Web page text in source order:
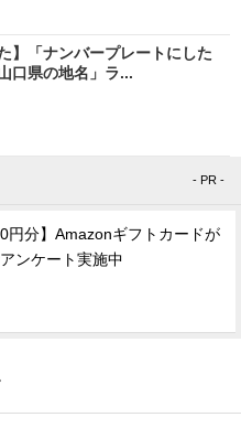
】「ナンバープレートにした
口県の地名」ラ...
- PR -
円分】Amazonギフトカードが
ンケート実施中